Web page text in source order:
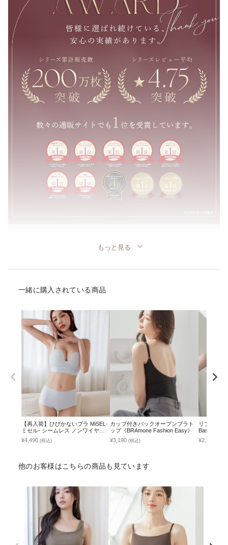
もっと見る
一緒に購入されている商品
【再入荷】ひびかないブラ MiSEL-
ミセル- シームレス ノンワイヤー
ブラ＆ショーツ
¥4,490 (税込)
カップ付きバックオープンブラト
ップ《BRAmone Fashion Easy》
¥3,190 (税込)
リブブラ
Basic
¥2,990
他のお客様はこちらの商品も見ています